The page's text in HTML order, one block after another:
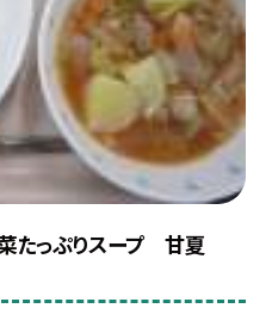
っぷりスープ 甘夏